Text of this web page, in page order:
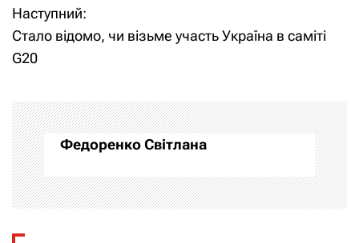
в
і
а
ц
і
Наступний:
Стало відомо, чи візьме участь Україна в саміті
G20
Федоренко Світлана